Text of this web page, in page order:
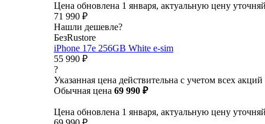
Цена обновлена 1 января, актуальную цену
71 990 ₽
Нашли дешевле?
БезRustore
iPhone 17e 256GB White e-sim
55 990 ₽
?
Указанная цена действительна с учетом всех акций
Обычная цена 69 990 ₽
Цена обновлена 1 января, актуальную цену